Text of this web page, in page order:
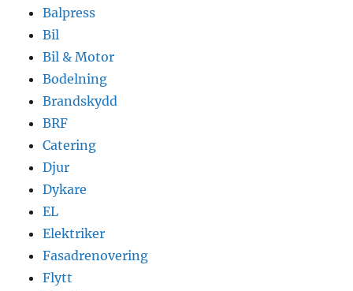
Balpress
Bil
Bil & Motor
Bodelning
Brandskydd
BRF
Catering
Djur
Dykare
EL
Elektriker
Fasadrenovering
Flytt